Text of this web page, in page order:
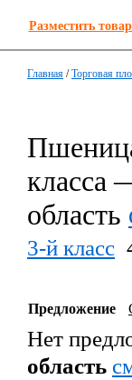
Разместить
Главная /Торговая
класса
область
3-й класс
Предложение
Нет
область